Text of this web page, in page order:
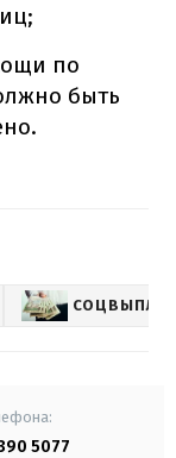
по
быть
5077